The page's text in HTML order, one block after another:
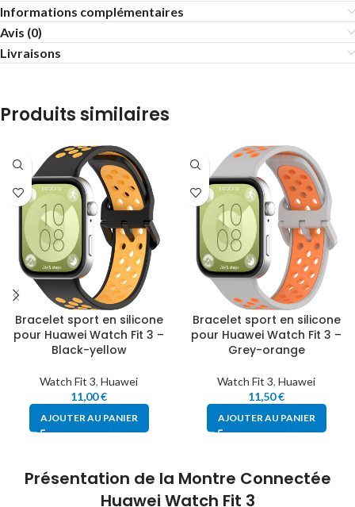
Informations complémentaires
Avis (0)
Livraisons
Produits similaires
Bracelet sport en silicone
pour Huawei Watch Fit 3 –
Black-yellow
Watch Fit 3, Huawei
11,00€
AJOUTER AU PANIER
Bracelet sport en silicone
pour Huawei Watch Fit 3 –
Grey-orange
Watch Fit 3, Huawei
11,50€
AJOUTER AU PANIER
Présentation de la Montre Connectée
Huawei Watch Fit 3